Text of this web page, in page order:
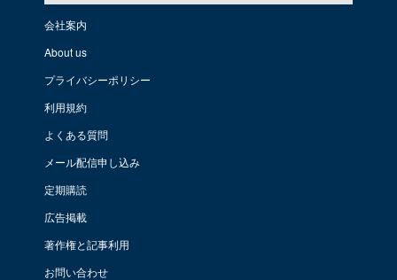
会社案内
About us
プライバシーポリシー
利用規約
よくある質問
メール配信申し込み
定期購読
広告掲載
著作権と記事利用
お問い合わせ